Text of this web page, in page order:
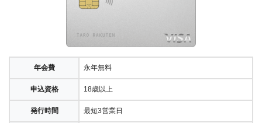
年会費 永年無料
申込資格 18歳以上
発行時間 最短3営業日